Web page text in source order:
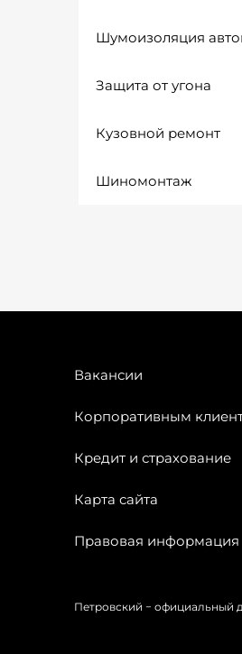
Шумоизоляция
Защита от угона
Кузовной ремонт
Шиномонтаж
Вакансии
Корпоративным
Кредит и страхование
Карта сайта
Правовая информация
Петровский − официальный